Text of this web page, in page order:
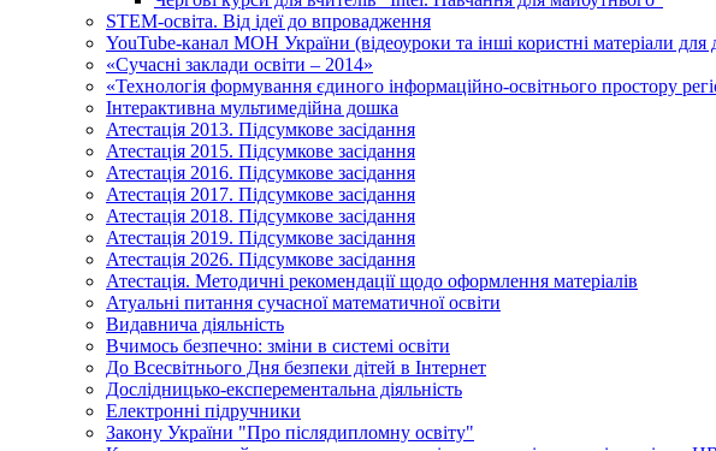
STEM-освіта. Від ідеї до впровадження
YouTube-канал МОН України (відеоуроки та інші користні матеріали для
«Сучасні заклади освіти – 2014»
«Технологія формування єдиного інформаційно-освітнього простору
Інтерактивна мультимедійна дошка
Атестація 2013. Підсумкове засідання
Атестація 2015. Підсумкове засідання
Атестація 2016. Підсумкове засідання
Атестація 2017. Підсумкове засідання
Атестація 2018. Підсумкове засідання
Атестація 2019. Підсумкове засідання
Атестація 2026. Підсумкове засідання
Атестація. Методичні рекомендації щодо оформлення матеріалів
Атуальні питання сучасної математичної освіти
Видавнича діяльність
Вчимось безпечно: зміни в системі освіти
До Всесвітнього Дня безпеки дітей в Інтернет
Дослідницько-експерементальна діяльність
Електронні підручники
Закону України "Про післядипломну освіту"